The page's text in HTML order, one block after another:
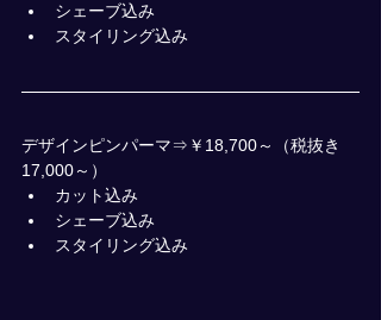
シェーブ込み
スタイリング込み
デザインピンパーマ⇒￥18,700～（税抜き
17,000～）
カット込み
シェーブ込み
スタイリング込み